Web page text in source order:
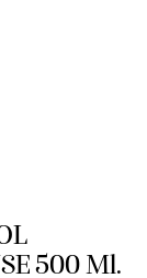
500 Ml.